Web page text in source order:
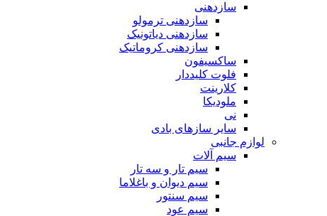
سازدهنی
سازدهنی ترمولو
سازدهنی دیاتونیک
سازدهنی کروماتیک
ساکسیفون
فلوت کلیددار
کلارینت
ملودیکا
نی
سایر سازهای بادی
لوازم جانبی
سیم آلات
سیم تار و سه تار
سیم دیوان و باغلاما
سیم سنتور
سیم عود